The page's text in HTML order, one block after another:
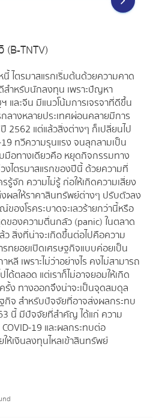
TNTV)
นี้ ไตรมาสแรกเริ่มต้นด้วยความคาด
สำหรับนักลงทุน เพราะปัญหา
และจีน มีแนวโน้มการเจรจาที่ดีขึ้น
ลางหลายประเทศผ่อนคลายมีการ
2562 แต่แล้วสิ่งต่างๆ ก็เปลี่ยนไป
19 ทวีความรุนแรง จนลุกลามเป็น
อทางเดียวคือ หยุดกิจกรรมทาง
งไตรมาสแรกของปีนี้ ด้วยความที่
รู้จัก ความไม่รู้ ก่อให้เกิดความเสี่ยง
ผลให้ราคาสินทรัพย์ต่างๆ ปรับตัวลง
ของโรคระบาดจะเลวร้ายกว่านี้หรือ
ดของความตื่นกลัว (panic) ในตลาด
ว สิ่งที่น่าจะเกิดขึ้นต่อไปคือความ
ทยอยเปิดเศรษฐกิจแบบค่อยเป็น
หลี เพราะไม่ว่าอย่างไร คงไม่สามารถ
ด้ตลอด แต่เราก็ไม่อาจยอมให้เกิด
รั้ง ทางออกจึงน่าจะเป็นจุดสมดุล
กิจ สำหรับปัจจัยที่อาจส่งผลกระทบ
นี้ มีปัจจัยที่สำคัญ ได้แก่ ความ
19 และผลกระทบต่อ
ห้เงินลงทุนไหลเข้าสินทรัพย์